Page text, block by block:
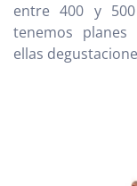
entre 400 y
tenemos
ellas